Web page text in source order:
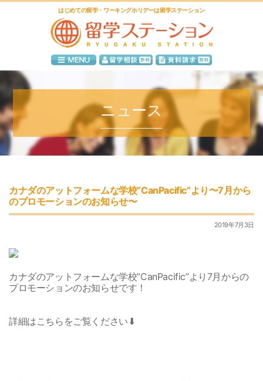
はじめての留学・ワーキングホリデーは留学ステーション
ニュース
カナダのアットフォームな学校”CanPacific”より〜7月から
のプロモーションのお知らせ〜
2019年7月3日
カナダのアットフォームな学校”CanPacific”より7月からの
プロモーションのお知らせです！
詳細はこちらをご覧ください⬇︎